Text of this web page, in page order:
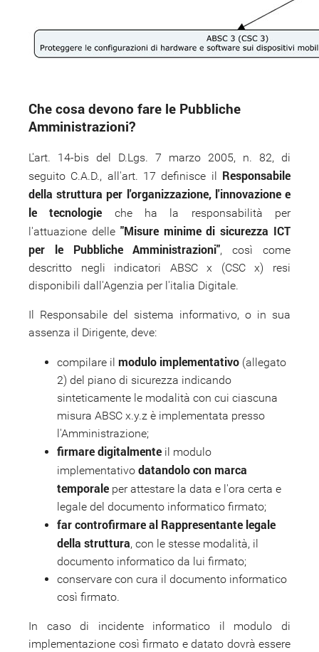
Che cosa devono fare le Pubbliche
Amministrazioni?
L'art. 14-bis del D.Lgs. 7 marzo 2005, n. 82, di
seguito C.A.D., all'art. 17 definisce il Responsabile
della struttura per l'organizzazione, l'innovazione e
le tecnologie che ha la responsabilità per
l'attuazione delle "Misure minime di sicurezza ICT
per le Pubbliche Amministrazioni", così come
descritto negli indicatori ABSC x (CSC x) resi
disponibili dall'Agenzia per l'italia Digitale.
Il Responsabile del sistema informativo, o in sua
assenza il Dirigente, deve:
compilare il modulo implementativo (allegato
2) del piano di sicurezza indicando
sinteticamente le modalità con cui ciascuna
misura ABSC x.y.z è implementata presso
l'Amministrazione;
firmare digitalmente il modulo
implementativo datandolo con marca
temporale per attestare la data e l'ora certa e
legale del documento informatico firmato;
far controfirmare al Rappresentante legale
della struttura, con le stesse modalità, il
documento informatico da lui firmato;
conservare con cura il documento informatico
così firmato.
In caso di incidente informatico il modulo di
implementazione così firmato e datato dovrà essere